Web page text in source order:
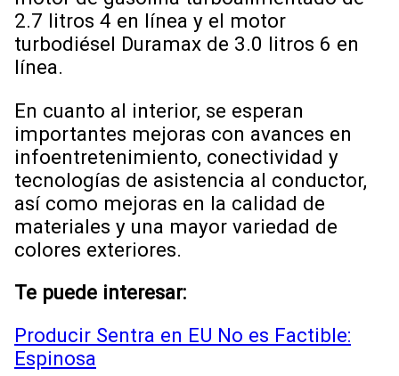
2.7 litros 4 en línea y el motor
turbodiésel Duramax de 3.0 litros 6 en
línea.
En cuanto al interior, se esperan
importantes mejoras con avances en
infoentretenimiento, conectividad y
tecnologías de asistencia al conductor,
así como mejoras en la calidad de
materiales y una mayor variedad de
colores exteriores.
Te puede interesar:
Producir Sentra en EU No es Factible:
Espinosa